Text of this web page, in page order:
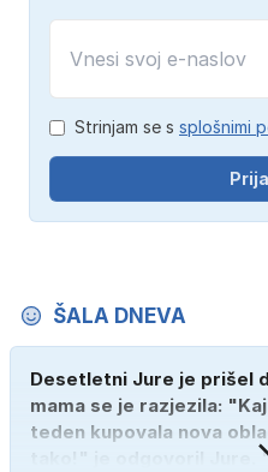
Strinjam se s splošnimi
ŠALA DNEVA
Desetletni Jure je prišel
mama se je razjezila:
teden kupovala nova
tako!" je odgovoril Jure.